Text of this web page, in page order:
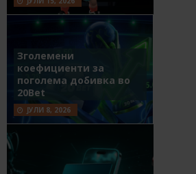
Зголемени
коефициенти за
поголема добивка во
20Bet
ЈУЛИ 8, 2026